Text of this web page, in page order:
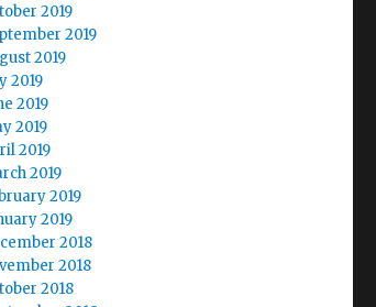
2019
2019
2019
2019
2019
2019
2019
2019
2019
2019
2018
2018
2018